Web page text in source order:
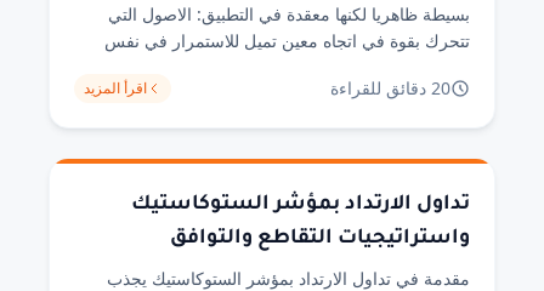
بسيطة ظاهريا لكنها معقدة في التطبيق: الاصول التي
تتحرك بقوة في اتجاه معين تميل للاستمرار في نفس
في الادبيات الاكاديمية منذ عقود، لكنها لا تعني ان كل
20 دقائق للقراءة اقرأ المزيد
تداول الارتداد بمؤشر الستوكاستيك
واستراتيجيات التقاطع والتوافق
مقدمة في تداول الارتداد بمؤشر الستوكاستيك يجذب